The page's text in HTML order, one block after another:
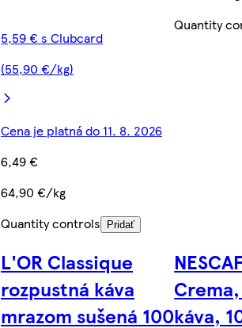
5,59 € s Clubcard
(55,90 €/kg)
Cena je platná do 11. 8. 2026
6,49 €
64,90 €/kg
Quantity controls Pridať
Quantity
L'OR Classique
rozpustná káva
mrazom sušená 100káva,